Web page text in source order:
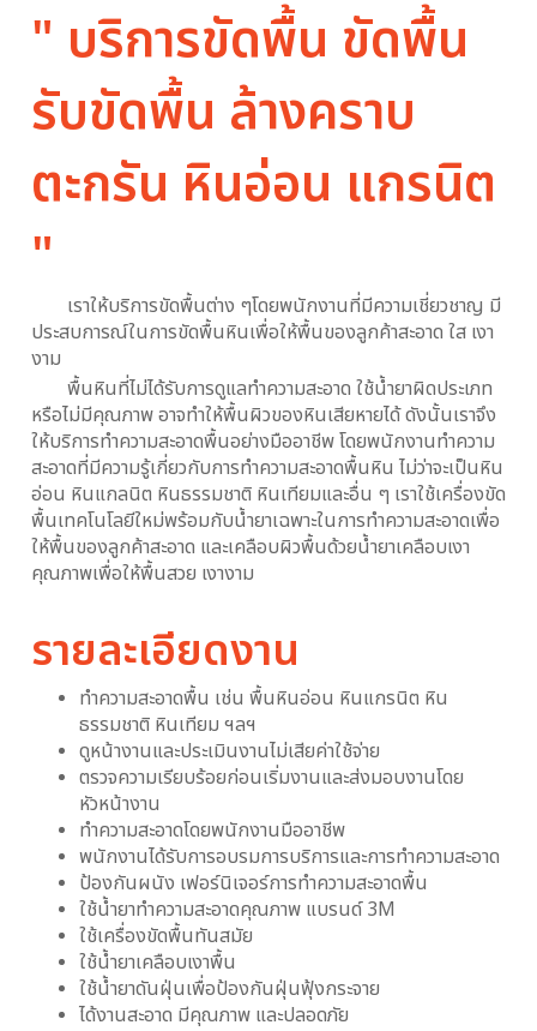
" บริการขัดพื้น ขัดพื้น
รับขัดพื้น ล้างคราบ
ตะกรัน หินอ่อน แกรนิต
"
เราให้บริการขัดพื้นต่าง ๆโดยพนักงานที่มีความเชี่ยวชาญ มี
ประสบการณ์ในการขัดพื้นหินเพื่อให้พื้นของลูกค้าสะอาด ใส เงา
งาม
พื้นหินที่ไม่ได้รับการดูแลทำความสะอาด ใช้นํ้ายาผิดประเภท
หรือไม่มีคุณภาพ อาจทำให้พื้นผิวของหินเสียหายได้ ดังนั้นเราจึง
ให้บริการทำความสะอาดพื้นอย่างมืออาชีพ โดยพนักงานทำความ
สะอาดที่มีความรู้เกี่ยวกับการทำความสะอาดพื้นหิน ไม่ว่าจะเป็นหิน
อ่อน หินแกลนิต หินธรรมชาติ หินเทียมและอื่น ๆ เราใช้เครื่องขัด
พื้นเทคโนโลยีใหม่พร้อมกับนํ้ายาเฉพาะในการทำความสะอาดเพื่อ
ให้พื้นของลูกค้าสะอาด และเคลือบผิวพื้นด้วยนํ้ายาเคลือบเงา
คุณภาพเพื่อให้พื้นสวย เงางาม
รายละเอียดงาน
ทำความสะอาดพื้น เช่น พื้นหินอ่อน หินแกรนิต หิน
ธรรมชาติ หินเทียม ฯลฯ
ดูหน้างานและประเมินงานไม่เสียค่าใช้จ่าย
ตรวจความเรียบร้อยก่อนเริ่มงานและส่งมอบงานโดย
หัวหน้างาน
ทำความสะอาดโดยพนักงานมืออาชีพ
พนักงานได้รับการอบรมการบริการและการทำความสะอาด
ป้องกันผนัง เฟอร์นิเจอร์การทำความสะอาดพื้น
ใช้นํ้ายาทำความสะอาดคุณภาพ แบรนด์ 3M
ใช้เครื่องขัดพื้นทันสมัย
ใช้นํ้ายาเคลือบเงาพื้น
ใช้นํ้ายาดันฝุ่นเพื่อป้องกันฝุ่นฟุ้งกระจาย
ได้งานสะอาด มีคุณภาพ และปลอดภัย